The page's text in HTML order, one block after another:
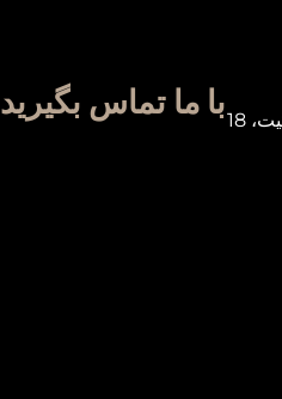
با ما تماس بگیریدبرج بای گیت، 18fl. 05